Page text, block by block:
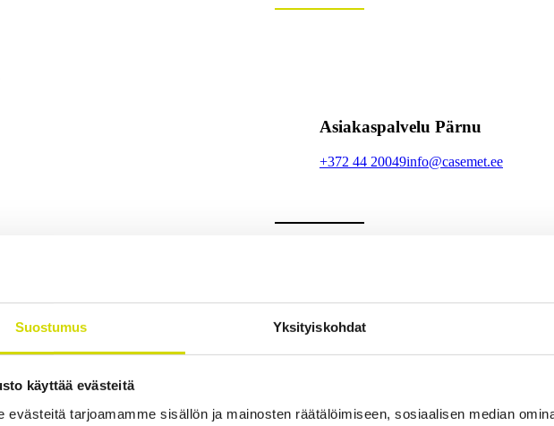
Suostumus Yksityiskohdat
käyttää evästeitä
evästeitä tarjoamamme sisällön ja mainosten räätälöimiseen, sosiaalisen median
Asiakaspalvelu Pärnu
+372 44 20049info@casemet.ee